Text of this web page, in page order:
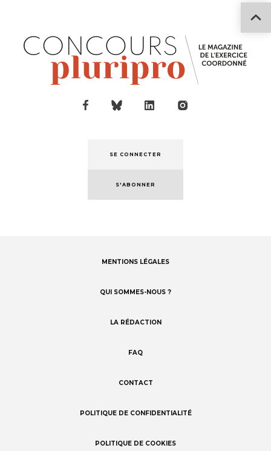
SE CONNECTER
S'ABONNER
MENTIONS LÉGALES
QUI SOMMES-NOUS ?
LA RÉDACTION
FAQ
CONTACT
POLITIQUE DE CONFIDENTIALITÉ
POLITIQUE DE COOKIES